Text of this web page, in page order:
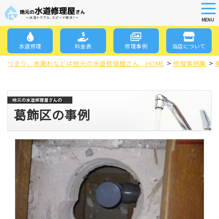
Skip
main
content
MENU
水道修理 料金表 修理事例 当店について
つまり、水漏れなどは地元の水道修理屋さん HOME > 修理事例集 >
葛飾区の事例